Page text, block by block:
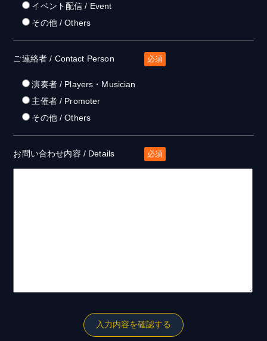
イベント配信 / Event
その他 / Others
ご連絡者 / Contact Person 必須
演奏者 / Players・Musician
主催者 / Promoter
その他 / Others
お問い合わせ内容 / Details 必須